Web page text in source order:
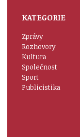
KATEGORIE
Zprávy
Rozhovory
Kultura
Společnost
Sport
Publicistika